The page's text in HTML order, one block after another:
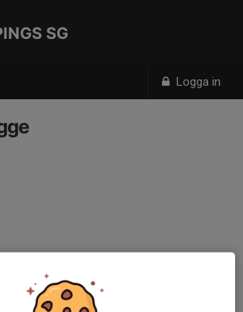
Logga in
SG